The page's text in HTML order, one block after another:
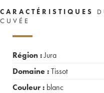
CARACTÉRISTIQUES
CUVÉE
Région :Jura
Domaine :Tissot
Couleur : blanc